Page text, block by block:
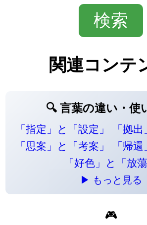
関連コンテ
🔍 言葉の違い・使
「指定」と「設定」
「拠
「思案」と「考案」
「帰
「好色」と「放蕩
▶ もっと見る
🎮